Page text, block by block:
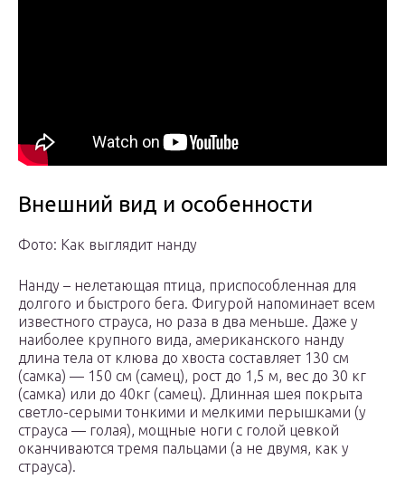
Внешний вид и особенности
Фото: Как выглядит нанду
Нанду – нелетающая птица, приспособленная для
долгого и быстрого бега. Фигурой напоминает всем
известного страуса, но раза в два меньше. Даже у
наиболее крупного вида, американского нанду
длина тела от клюва до хвоста составляет 130 см
(самка) — 150 см (самец), рост до 1,5 м, вес до 30 кг
(самка) или до 40кг (самец). Длинная шея покрыта
светло-серыми тонкими и мелкими перышками (у
страуса — голая), мощные ноги с голой цевкой
оканчиваются тремя пальцами (а не двумя, как у
страуса).